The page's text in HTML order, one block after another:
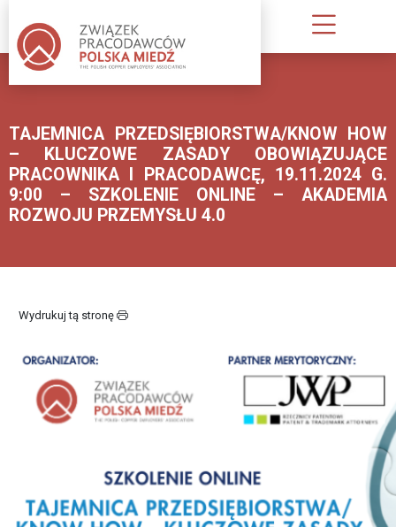
O
NAS
KIM
JESTEŚMY
INFORMACJA
O
PRACODAWCÓW
STATUT;
REGULAMIN
RADY
ZWIĄZKU;
OGÓLNEGO
Regulamin
TAJEMNICA PRZEDSIĘBIORSTWA/KNOW HOW
– KLUCZOWE ZASADY OBOWIĄZUJĄCE
PRACOWNIKA I PRACODAWCĘ, 19.11.2024 G.
9:00 – SZKOLENIE ONLINE – AKADEMIA
ROZWOJU PRZEMYSŁU 4.0
Wydrukuj tą stronę